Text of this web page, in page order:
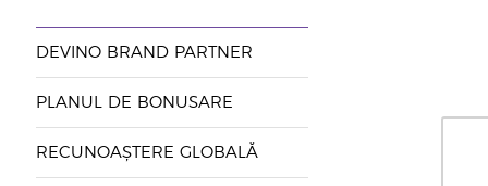
DEVINO BRAND PARTNER
PLANUL DE BONUSARE
RECUNOAȘTERE GLOBALĂ